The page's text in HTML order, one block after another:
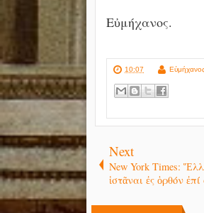
Εὐμήχανος.
10:07
Next
New York Times:
ἱστᾶναι ἐς ὁρθόν